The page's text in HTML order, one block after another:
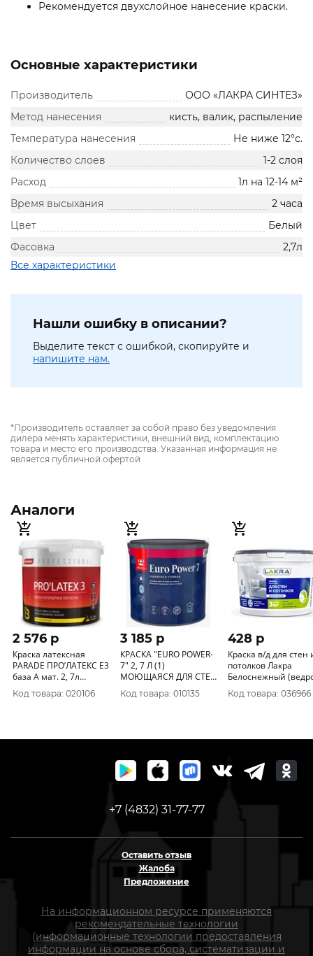
Рекомендуется двухслойное нанесение краски.
Основные характеристики
Производитель
ООО «ЛАКРА СИНТЕЗ»
Метод нанесения
кисть, валик, распыление
Температура нанесения
Не ниже 12°с.
Количество слоев
1-2 слоя
Расход
1л на 12-14 м²
Время высыхания
2 часа
Цвет
Белый
Фасовка
2,7л
Все характеристики
Нашли ошибку в описании?
Выделите текст с ошибкой, скопируйте и
напишите нам.
*Производитель оставляет за собой право без уведомления
дилера менять характеристики, внешний вид, комплектацию
товара и место его производства. Указанная информация не
является публичной офертой
Аналоги
2 576 p
Краска латексная
PARADE ПРО’ЛАТЕКС Е3
база А мат. 2, 7л
Россия
Код товара: 020106
3 185 p
КРАСКА "EURO POWER-
7" 2, 7 Л (1)
МОЮЩАЯСЯ ДЛЯ СТЕН
И ПОТОЛКОВ
"ТИККУРИЛА"
Код товара: 010135
428 p
Краска в/д для стен
потолков Лакра
Белоснежный
3кг Л-С
Код товара: 036966
+7 (4832) 31-77-77
Оставить отзыв
Жалоба
Предложение
На информационном ресурсе применяются
рекомендательные технологии
(информационные технологии предоставления
информации на основе сбора, систематизации и